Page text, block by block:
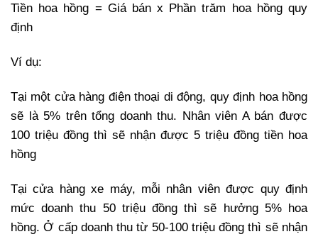
Tiền hoa hồng = Giá bán x Phần trăm hoa hồng quy
định
Ví dụ:
Tại một cửa hàng điện thoại di động, quy định hoa hồng
sẽ là 5% trên tổng doanh thu. Nhân viên A bán được
100 triệu đồng thì sẽ nhận được 5 triệu đồng tiền hoa
hồng
Tại cửa hàng xe máy, mỗi nhân viên được quy định
mức doanh thu 50 triệu đồng thì sẽ hưởng 5% hoa
hồng. Ở cấp doanh thu từ 50-100 triệu đồng thì sẽ nhận